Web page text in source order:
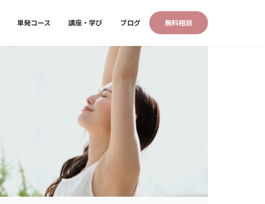
単発コース 講座・学び ブログ 無料相談